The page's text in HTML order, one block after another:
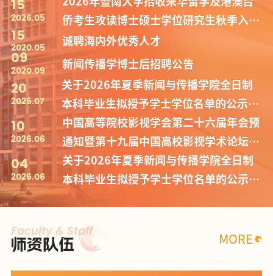
15
2026.05
侨考生攻读博士硕士学位研究生秋季入学
复试方案
15
2020.05
诚聘海内外优秀人才
09
2020.09
新闻传播学博士后招聘公告
20
2026.07
关于2026年夏季新闻与传播学院全日制
本科毕业生拟授予学士学位名单的公示
（第2批）
10
2026.06
中国高等院校影视学会第二十六届年会预
通知暨第十九届中国高校影视学术论坛征
稿函
04
2026.06
关于2026年夏季新闻与传播学院全日制
本科毕业生拟授予学士学位名单的公示
Faculty & Staff
师资队伍 MORE